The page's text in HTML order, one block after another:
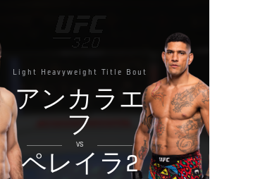
Light Heavyweight Title Bout
アンカラエ
フ
VS
ペレイラ2